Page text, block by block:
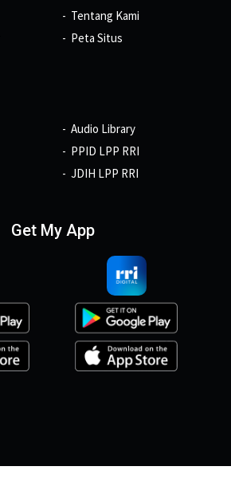
Tentang Kami
Peta Situs
Audio Library
PPID LPP RRI
JDIH LPP RRI
Get My App